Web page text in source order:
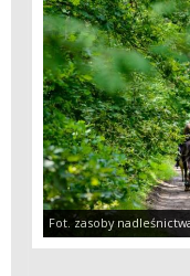
Fot. zasoby